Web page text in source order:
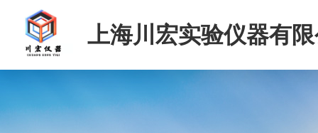
上海川宏实验仪器有